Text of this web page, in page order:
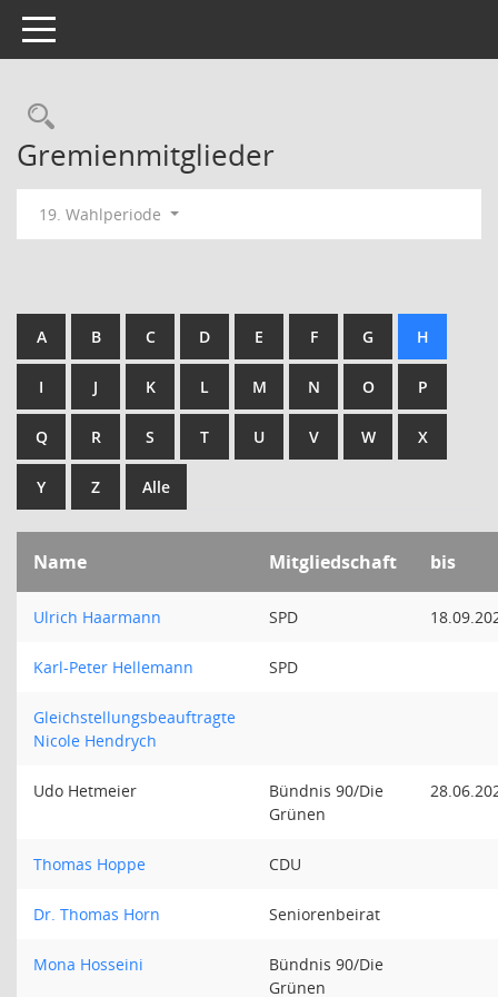
Toggle navigation
Rechercheauswahl
Gremienmitglieder
19. Wahlperiode
A B C D E F G H
I J K L M N O P
Q R S T U V W X
Y Z Alle
Name Mitgliedschaft bis
Ulrich Haarmann SPD
Karl-Peter Hellemann SPD
Gleichstellungsbeauftragte
Nicole Hendrych
Udo Hetmeier
Bündnis 90/Die
Grünen
Thomas Hoppe CDU
Dr. Thomas Horn Seniorenbeirat
Mona Hosseini
Bündnis 90/Die
Grünen